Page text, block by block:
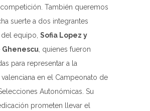
También queremos
suerte a dos integrantes
equipo, Sofia Lopez y
, quienes fueron
para representar a la
en el Campeonato de
Autonómicas. Su
prometen llevar el